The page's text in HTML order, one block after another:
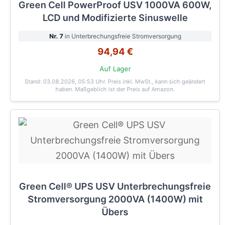
Green Cell PowerProof USV 1000VA 600W,
LCD und Modifizierte Sinuswelle
Nr. 7in Unterbrechungsfreie Stromversorgung
94,94 €
Auf Lager
Stand: 03.08.2026, 05:53 Uhr. Preis inkl. MwSt., kann sich geändert
haben. Maßgeblich ist der Preis auf Amazon.
Green Cell® UPS USV Unterbrechungsfreie
Stromversorgung 2000VA (1400W) mit
Übers